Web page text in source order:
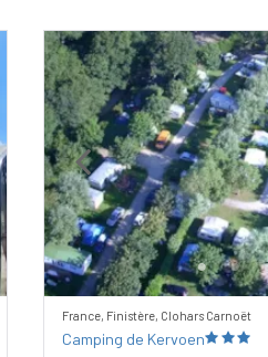
Previous
France, Finistère, Clohars Carnoët
Camping de Kervoen